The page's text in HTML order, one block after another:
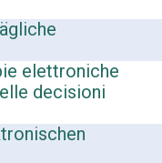
elettroniche
decisioni